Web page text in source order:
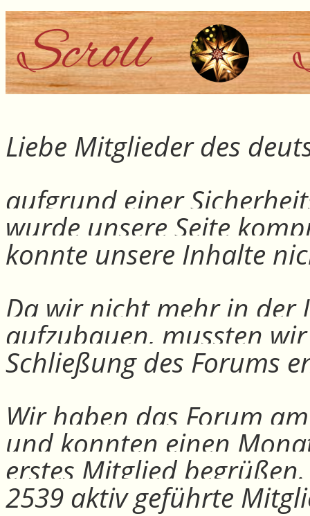
Liebe Mitglieder des
aufgrund einer
wurde unsere Seite
konnte unsere Inhalte
Da wir nicht mehr in der
aufzubauen, mussten
Schließung des Forums
Wir haben das Forum
und konnten einen
erstes Mitglied
2539 aktiv geführte